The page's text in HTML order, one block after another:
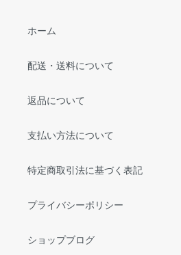
ホーム
配送・送料について
返品について
支払い方法について
特定商取引法に基づく表記
プライバシーポリシー
ショップブログ